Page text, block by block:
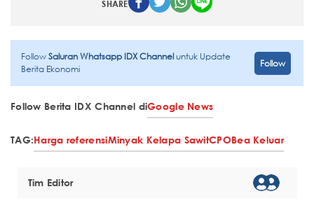
SHARE
FollowSaluran Whatsapp IDX Channeluntuk Update
Berita Ekonomi
Follow
Follow Berita IDX Channel diGoogle News
TAG:Harga referensiMinyak Kelapa SawitCPOBea Keluar
Tim Editor